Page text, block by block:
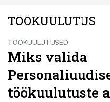
TÖÖKUULUTUS
TÖÖKUULUTUSED
Miks valida
töökuulutuste